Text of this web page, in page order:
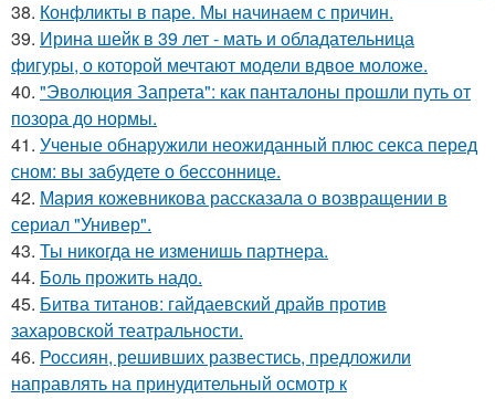
38. Конфликты в паре. Мы начинаем с причин.
39. Ирина шейк в 39 лет - мать и обладательница
фигуры, о которой мечтают модели вдвое моложе.
40. "Эволюция Запрета": как панталоны прошли путь от
позора до нормы.
41. Ученые обнаружили неожиданный плюс секса перед
сном: вы забудете о бессоннице.
42. Мария кожевникова рассказала о возвращении в
сериал "Универ".
43. Ты никогда не изменишь партнера.
44. Боль прожить надо.
45. Битва титанов: гайдаевский драйв против
захаровской театральности.
46. Россиян, решивших развестись, предложили
направлять на принудительный осмотр к